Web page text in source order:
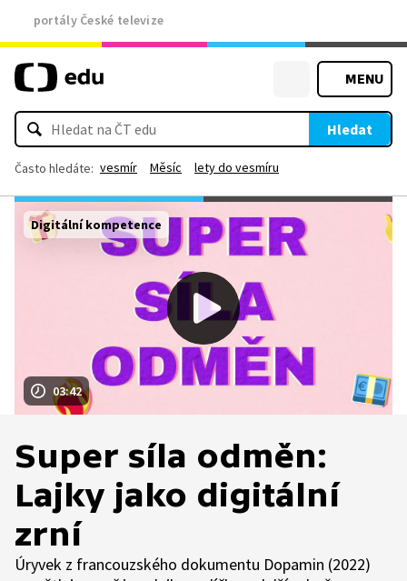
portály České televize
MENU
Hledat
Často hledáte: vesmír Měsíc lety do vesmíru
03:42
Digitální kompetence
Super síla odměn:
Lajky jako digitální
zrní
Úryvek z francouzského dokumentu Dopamin (2022)